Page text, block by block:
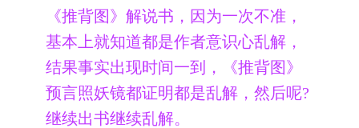
《推背图》解说书，因为一次不准，
基本上就知道都是作者意识心乱解，
结果事实出现时间一到，《推背图》
预言照妖镜都证明都是乱解，然后呢?
继续出书继续乱解。